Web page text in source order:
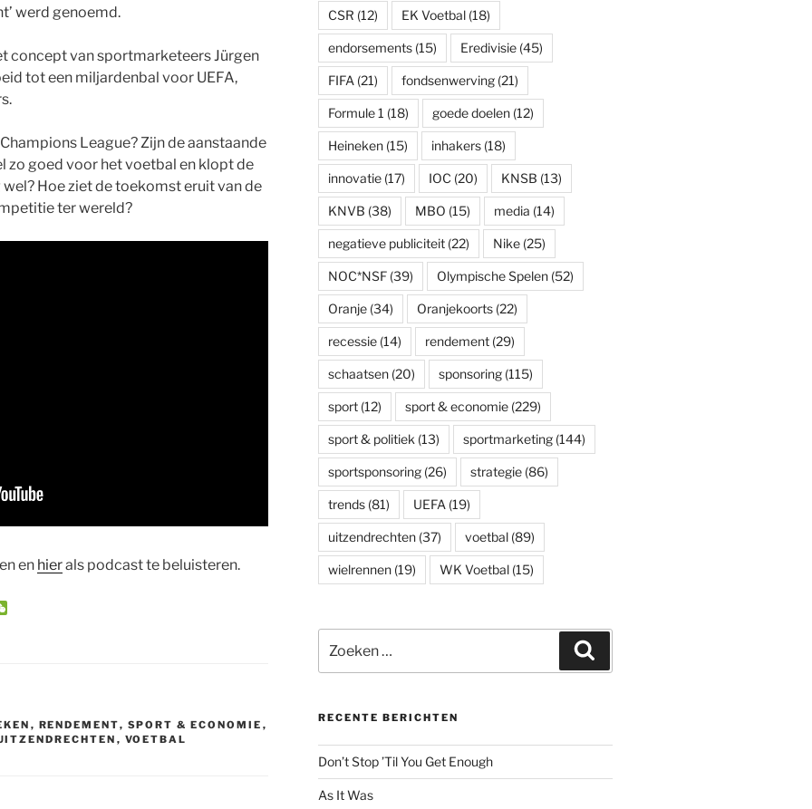
werd genoemd.
concept van sportmarketeers Jürgen
tot een miljardenbal voor UEFA,
League? Zijn de aanstaande
zo goed voor het voetbal en klopt de
wel? Hoe ziet de toekomst eruit van de
ter wereld?
en hierals podcast te beluisteren.
, RENDEMENT, SPORT & ECONOMIE ,
, VOETBAL
CSR (12) EK Voetbal(18)
endorsements(15) Eredivisie(45)
FIFA (21) fondsenwerving(21)
Formule 1 (18) goede doelen(12)
Heineken(15) inhakers(18)
innovatie(17) IOC (20) KNSB (13)
KNVB (38) MBO (15) media (14)
negatieve publiciteit(22) Nike(25)
NOC*NSF(39) Olympische Spelen(52)
Oranje(34) Oranjekoorts(22)
recessie(14) rendement(29)
schaatsen(20) sponsoring(115)
sport(12) sport & economie(229)
sport & politiek (13) sportmarketing(144)
sportsponsoring(26) strategie(86)
trends(81) UEFA (19)
uitzendrechten(37) voetbal(89)
wielrennen(19) WK Voetbal(15)
naar:
RECENTE BERICHTEN
Don’t Stop ’Til You Get Enough
As It Was